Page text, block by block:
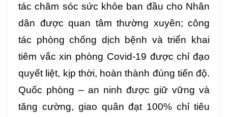
tác chăm sóc sức khỏe ban đầu cho Nhân
dân được quan tâm thường xuyên; công
tác phòng chống dịch bệnh và triển khai
tiêm vắc xin phòng Covid-19 được chỉ đạo
quyết liệt, kịp thời, hoàn thành đúng tiến độ.
Quốc phòng – an ninh được giữ vững và
tăng cường, giao quân đạt 100% chỉ tiêu